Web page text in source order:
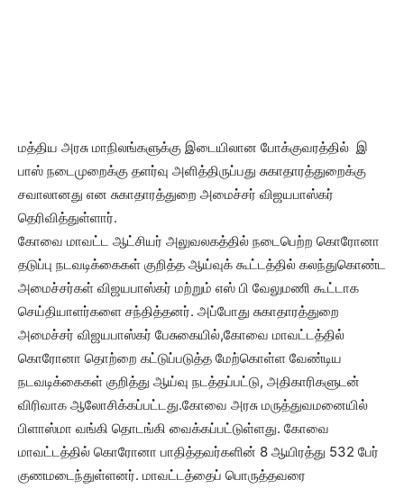
மத்திய அரசு மாநிலங்களுக்கு இடையிலான போக்குவரத்தில் இ
பாஸ் நடைமுறைக்கு தளர்வு அளித்திருப்பது சுகாதாரத்துறைக்கு
சவாலானது என சுகாதாரத்துறை அமைச்சர் விஜயபாஸ்கர்
தெரிவித்துள்ளார்.
கோவை மாவட்ட ஆட்சியர் அலுவலகத்தில் நடைபெற்ற கொரோனா
தடுப்பு நடவடிக்கைகள் குறித்த ஆய்வுக் கூட்டத்தில் கலந்துகொண்ட
அமைச்சர்கள் விஜயபாஸ்கர் மற்றும் எஸ் பி வேலுமணி கூட்டாக
செய்தியாளர்களை சந்தித்தனர். அப்போது சுகாதாரத்துறை
அமைச்சர் விஜயபாஸ்கர் பேசுகையில்,கோவை மாவட்டத்தில்
கொரோனா தொற்றை கட்டுப்படுத்த மேற்கொள்ள வேண்டிய
நடவடிக்கைகள் குறித்து ஆய்வு நடத்தப்பட்டு, அதிகாரிகளுடன்
விரிவாக ஆலோசிக்கப்பட்டது.கோவை அரசு மருத்துவமனையில்
பிளாஸ்மா வங்கி தொடங்கி வைக்கப்பட்டுள்ளது. கோவை
மாவட்டத்தில் கொரோனா பாதித்தவர்களின் 8 ஆயிரத்து 532 பேர்
குணமடைந்துள்ளனர். மாவட்டத்தைப் பொருத்தவரை